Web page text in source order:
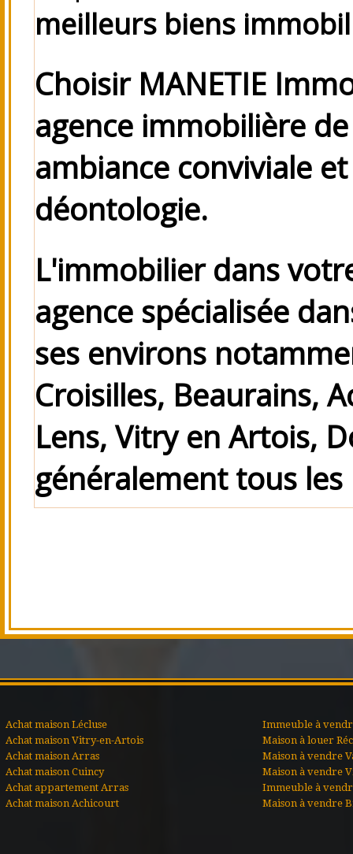
meilleurs biens
Choisir MANETIE
agence immobilière
ambiance conviviale
déontologie.
L'immobilier dans
agence spécialisée
ses environs
Croisilles, Beaurains,
Lens, Vitry en Artois,
généralement tous les
Achat maison Lécluse
Achat maison Vitry-en-Artois
Achat maison Arras
Achat maison Cuincy
Achat appartement Arras
Achat maison Achicourt
Immeuble à
Maison à louer
Maison à vendre
Maison à vendre
Immeuble à
Maison à vendre